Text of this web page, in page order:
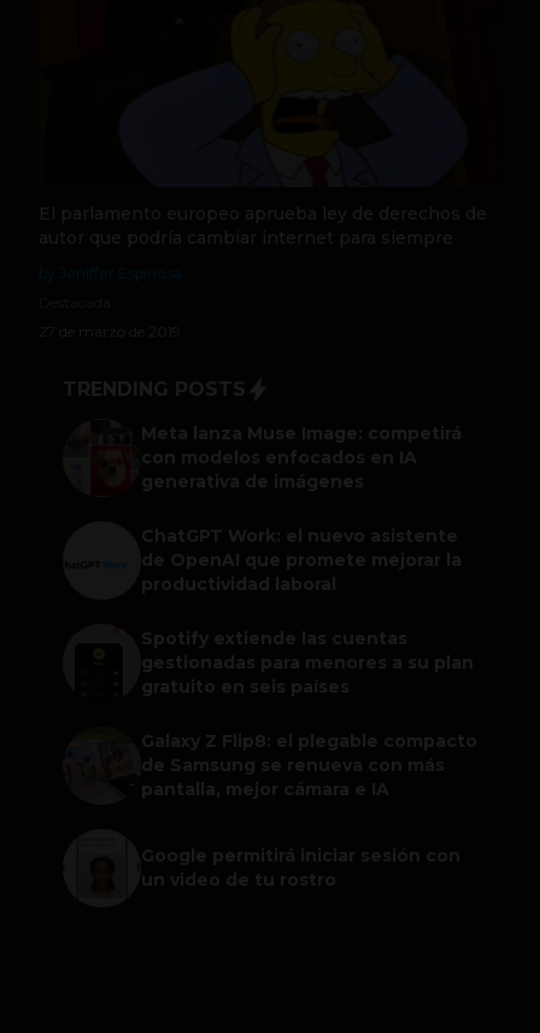
El parlamento europeo aprueba ley de derechos de
autor que podría cambiar internet para siempre
27 de marzo de 2019
TRENDING POSTS
Meta lanza Muse Image: competirá
con modelos enfocados en IA
generativa de imágenes
ChatGPT Work: el nuevo asistente
de OpenAI que promete mejorar la
productividad laboral
Spotify extiende las cuentas
gestionadas para menores a su plan
gratuito en seis países
Galaxy Z Flip8: el plegable compacto
de Samsung se renueva con más
pantalla, mejor cámara e IA
Google permitirá iniciar sesión con
un video de tu rostro